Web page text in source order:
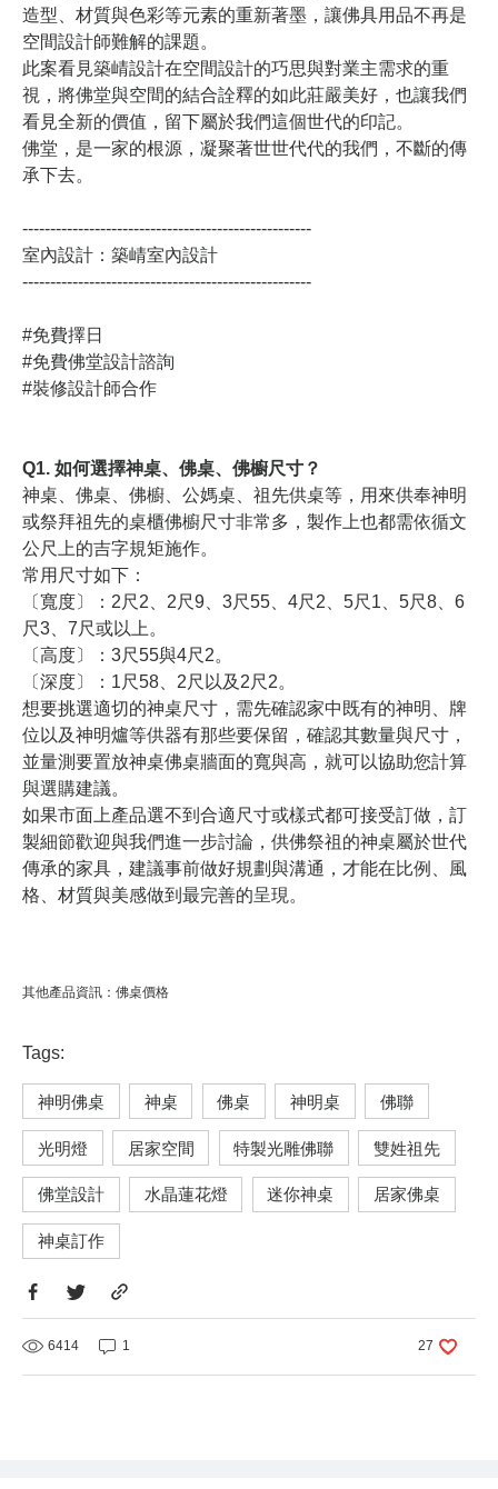
造型、材質與色彩等元素的重新著墨，讓佛具用品不再是
空間設計師難解的課題。
此案看見築崝設計在空間設計的巧思與對業主需求的重
視，將佛堂與空間的結合詮釋的如此莊嚴美好，也讓我們
看見全新的價值，留下屬於我們這個世代的印記。
佛堂，是一家的根源，凝聚著世世代代的我們，不斷的傳
承下去。
----------------------------------------------------
室內設計：築崝室內設計
----------------------------------------------------
#免費擇日
#免費佛堂設計諮詢
#裝修設計師合作
Q1. 如何選擇神桌、佛桌、佛櫥尺寸？
神桌、佛桌、佛櫥、公媽桌、祖先供桌等，用來供奉神明
或祭拜祖先的桌櫃佛櫥尺寸非常多，製作上也都需依循文
公尺上的吉字規矩施作。
常用尺寸如下：
〔寬度〕：2尺2、2尺9、3尺55、4尺2、5尺1、5尺8、6
尺3、7尺或以上。
〔高度〕：3尺55與4尺2。
〔深度〕：1尺58、2尺以及2尺2。
想要挑選適切的神桌尺寸，需先確認家中既有的神明、牌
位以及神明爐等供器有那些要保留，確認其數量與尺寸，
並量測要置放神桌佛桌牆面的寬與高，就可以協助您計算
與選購建議。
如果市面上產品選不到合適尺寸或樣式都可接受訂做，訂
製細節歡迎與我們進一步討論，供佛祭祖的神桌屬於世代
傳承的家具，建議事前做好規劃與溝通，才能在比例、風
格、材質與美感做到最完善的呈現。
其他產品資訊： 佛桌價格
Tags:
神明佛桌 神桌 佛桌 神明桌 佛聯
光明燈 居家空間 特製光雕佛聯 雙姓祖先
佛堂設計 水晶蓮花燈 迷你神桌 居家佛桌
神桌訂作
6414 1 27